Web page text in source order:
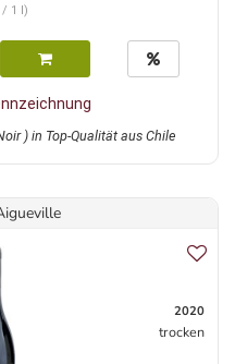
/ 1 l)
) in Top-Qualität aus Chile
2020
trocken